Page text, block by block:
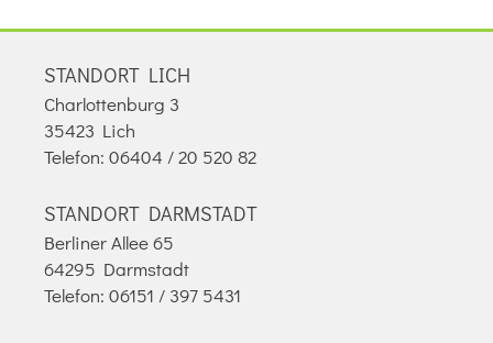
STANDORT LICH
Charlottenburg 3
35423 Lich
Telefon: 06404 / 20 520 82
STANDORT DARMSTADT
Berliner Allee 65
64295 Darmstadt
Telefon: 06151 / 397 5431